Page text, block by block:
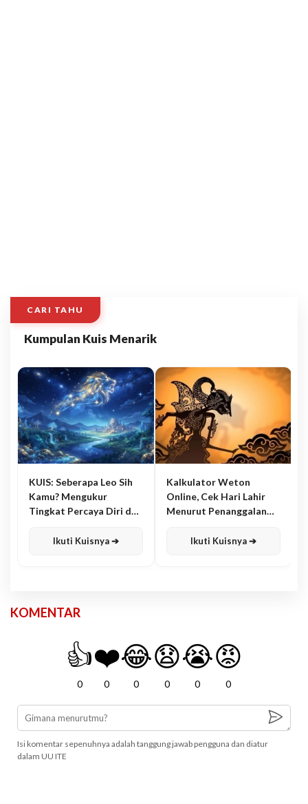
CARI TAHU
Kumpulan Kuis Menarik
KUIS: Seberapa Leo Sih
Kamu? Mengukur
Tingkat Percaya Diri dan
Ikuti Kuisnya ➔
Kalkulator Weton
Online, Cek Hari Lahir
Menurut Penanggalan
Ikuti Kuisnya ➔
KOMENTAR
👍
0
❤️
0
😂
0
😧
0
😭
0
😡
0
Isi komentar sepenuhnya adalah tanggung jawab pengguna dan diatur
dalam UU ITE